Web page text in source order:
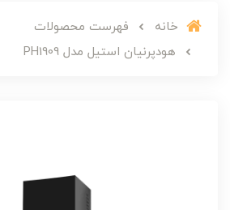
خانه
فهرست محصولات
هودپرنیان استیل مدل PH1909